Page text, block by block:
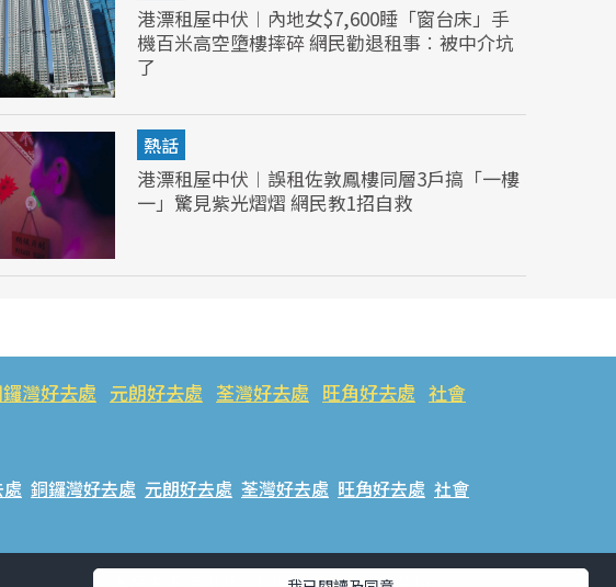
港漂租屋中伏︱內地女$7,600睡「窗台床」手
機百米高空墮樓摔碎 網民勸退租事︰被中介坑
了
熱話
港漂租屋中伏︱誤租佐敦鳳樓同層3戶搞「一樓
一」驚見紫光熠熠 網民教1招自救
灣好去處 元朗好去處 荃灣好去處 旺角好去處 社會
銅鑼灣好去處 元朗好去處 荃灣好去處 旺角好去處 社會